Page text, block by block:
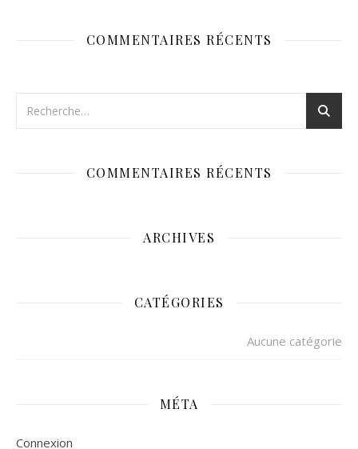
COMMENTAIRES RÉCENTS
COMMENTAIRES RÉCENTS
ARCHIVES
CATÉGORIES
Aucune catégorie
MÉTA
Connexion